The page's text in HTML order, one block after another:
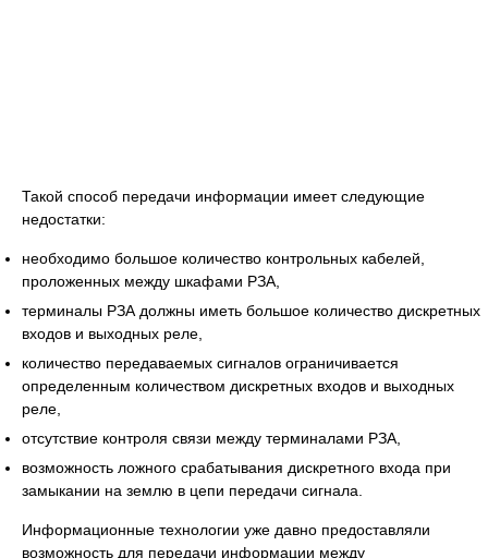
Такой способ передачи информации имеет следующие
недостатки:
необходимо большое количество контрольных кабелей,
проложенных между шкафами РЗА,
терминалы РЗА должны иметь большое количество дискретных
входов и выходных реле,
количество передаваемых сигналов ограничивается
определенным количеством дискретных входов и выходных
реле,
отсутствие контроля связи между терминалами РЗА,
возможность ложного срабатывания дискретного входа при
замыкании на землю в цепи передачи сигнала.
Информационные технологии уже давно предоставляли
возможность для передачи информации между